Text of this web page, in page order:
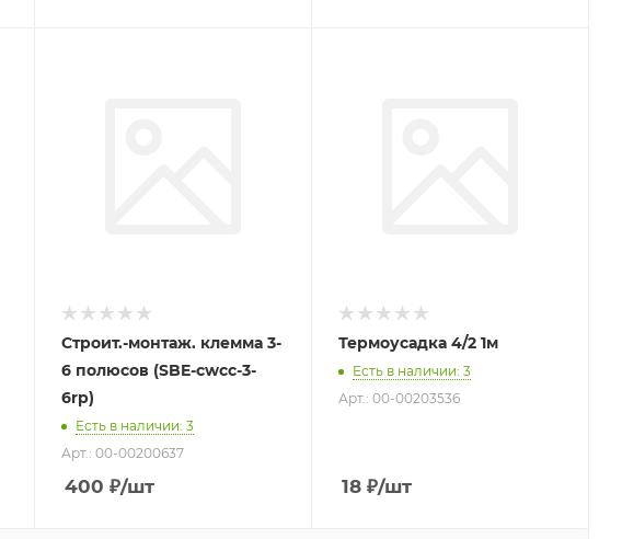
Строит.-монтаж. клемма 3-
6 полюсов (SBE-cwcc-3-
6rp)
Есть в наличии: 3
Арт.: 00-00200637
400 ₽/шт
Термоусадка 4/2 1м
Есть в наличии: 3
Арт.: 00-00203536
18 ₽/шт